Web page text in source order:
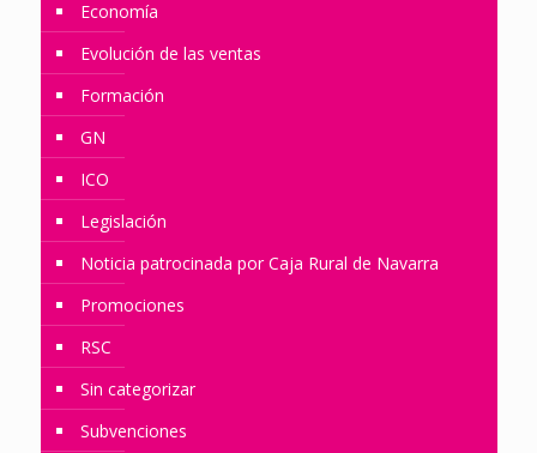
Economía
Evolución de las ventas
Formación
GN
ICO
Legislación
Noticia patrocinada por Caja Rural de Navarra
Promociones
RSC
Sin categorizar
Subvenciones